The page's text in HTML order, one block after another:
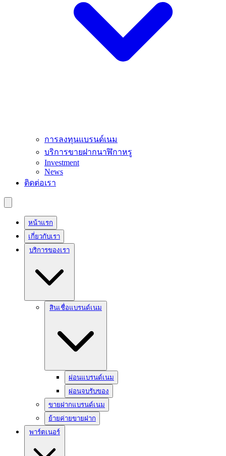
การลงทุนแบรนด์เนม
บริการขายฝากนาฬิกาหรู
Investment
News
ติดต่อเรา
หน้าแรก
เกี่ยวกับเรา
บริการของเรา
สินเชื่อแบรนด์เนม
ผ่อนแบรนด์เนม
ผ่อนจบรับของ
ขายฝากแบรนด์เนม
ย้ายค่ายขายฝาก
พาร์ตเนอร์